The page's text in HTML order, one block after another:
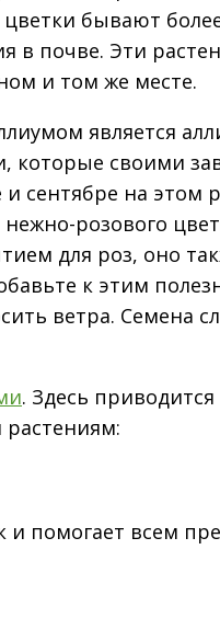
бывают
в почве. Эти
и том же месте.
является
которые своими
и сентябре на
розового
для роз, оно
к этим
ветра. Семена
. Здесь
растениям:
и помогает всем